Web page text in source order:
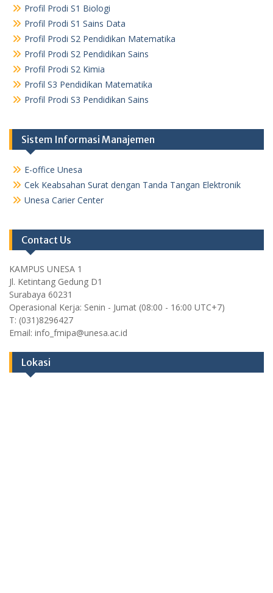
Profil Prodi S1 Biologi
Profil Prodi S1 Sains Data
Profil Prodi S2 Pendidikan Matematika
Profil Prodi S2 Pendidikan Sains
Profil Prodi S2 Kimia
Profil S3 Pendidikan Matematika
Profil Prodi S3 Pendidikan Sains
Sistem Informasi Manajemen
E-office Unesa
Cek Keabsahan Surat dengan Tanda Tangan Elektronik
Unesa Carier Center
Contact Us
KAMPUS UNESA 1
Jl. Ketintang Gedung D1
Surabaya 60231
Operasional Kerja: Senin - Jumat (08:00 - 16:00 UTC+7)
T: (031)8296427
Email: info_fmipa@unesa.ac.id
Lokasi